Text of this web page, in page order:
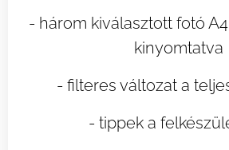
- három kiválasztott fotó
kinyomtatva
- filteres változat a
- tippek a